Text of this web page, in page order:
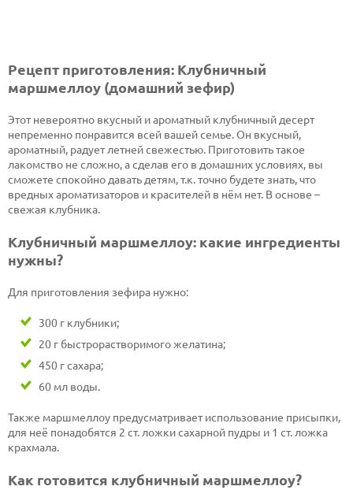
Рецепт приготовления: Клубничный
маршмеллоу (домашний зефир)
Этот невероятно вкусный и ароматный клубничный десерт
непременно понравится всей вашей семье. Он вкусный,
ароматный, радует летней свежестью. Приготовить такое
лакомство не сложно, а сделав его в домашних условиях, вы
сможете спокойно давать детям, т.к. точно будете знать, что
вредных ароматизаторов и красителей в нём нет. В основе –
свежая клубника.
Клубничный маршмеллоу: какие ингредиенты
нужны?
Для приготовления зефира нужно:
300 г клубники;
20 г быстрорастворимого желатина;
450 г сахара;
60 мл воды.
Также маршмеллоу предусматривает использование присыпки,
для неё понадобятся 2 ст. ложки сахарной пудры и 1 ст. ложка
крахмала.
Как готовится клубничный маршмеллоу?